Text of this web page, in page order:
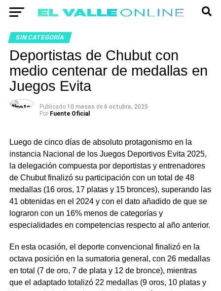
SIN CATEGORÍA
Deportistas de Chubut con
medio centenar de medallas en
Juegos Evita
Publicado 10 meses de 6 octubre, 2025
Por Fuente Oficial
Luego de cinco días de absoluto protagonismo en la
instancia Nacional de los Juegos Deportivos Evita 2025,
la delegación compuesta por deportistas y entrenadores
de Chubut finalizó su participación con un total de 48
medallas (16 oros, 17 platas y 15 bronces), superando las
41 obtenidas en el 2024 y con el dato añadido de que se
lograron con un 16% menos de categorías y
especialidades en competencias respecto al año anterior.
En esta ocasión, el deporte convencional finalizó en la
octava posición en la sumatoria general, con 26 medallas
en total (7 de oro, 7 de plata y 12 de bronce), mientras
que el adaptado totalizó 22 medallas (9 oros, 10 platas y